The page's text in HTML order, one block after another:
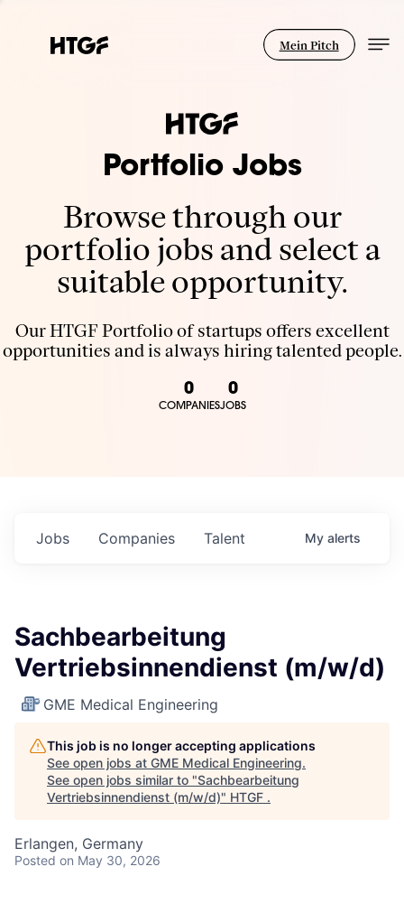
Mein Pitch
Portfolio Jobs
Browse through our
portfolio jobs and select a
suitable opportunity.
Our HTGF Portfolio of startups offers excellent
opportunities and is always hiring talented people.
0
COMPANIES
0
JOBS
Jobs Companies Talent My alerts
Sachbearbeitung
Vertriebsinnendienst (m/w/d)
GME Medical Engineering
This job is no longer accepting applications
See open jobs at GME Medical Engineering.
See open jobs similar to "Sachbearbeitung
Vertriebsinnendienst (m/w/d)" HTGF .
Erlangen, Germany
Posted on May 30, 2026